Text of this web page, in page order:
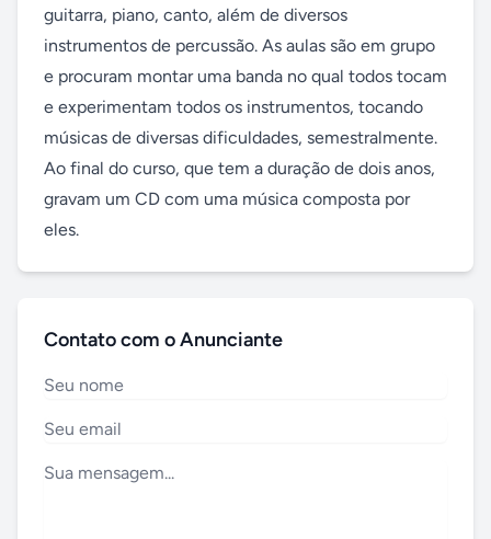
guitarra, piano, canto, além de diversos
instrumentos de percussão. As aulas são em grupo
e procuram montar uma banda no qual todos tocam
e experimentam todos os instrumentos, tocando
músicas de diversas dificuldades, semestralmente.
Ao final do curso, que tem a duração de dois anos,
gravam um CD com uma música composta por
eles.
Contato com o Anunciante